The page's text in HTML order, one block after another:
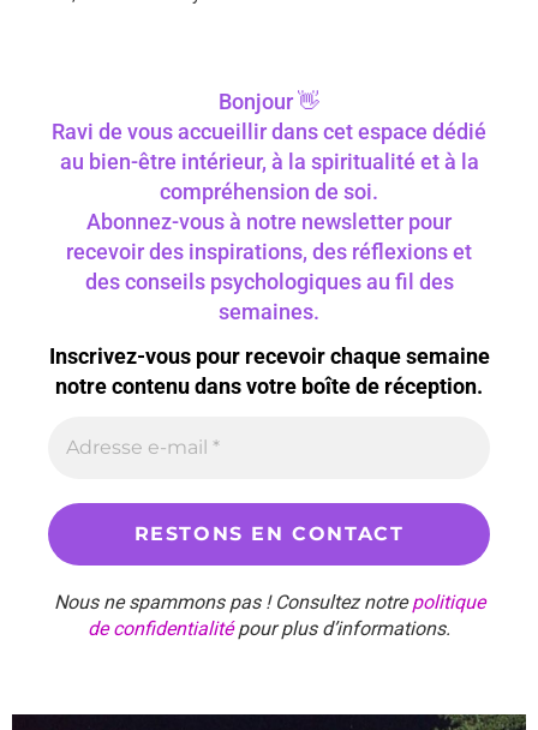
Bonjour 👋
Ravi de vous accueillir dans cet espace dédié
au bien-être intérieur, à la spiritualité et à la
compréhension de soi.
Abonnez-vous à notre newsletter pour
recevoir des inspirations, des réflexions et
des conseils psychologiques au fil des
semaines.
Inscrivez-vous pour recevoir chaque semaine
notre contenu dans votre boîte de réception.
Nous ne spammons pas ! Consultez notrepolitique
de confidentialitépour plus d’informations.